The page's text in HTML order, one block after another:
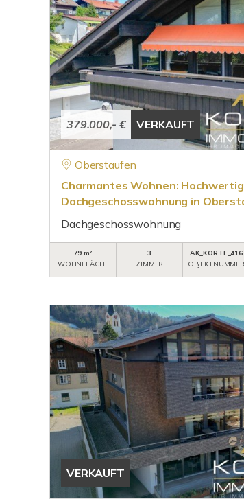
379.000,- € VERKAUFT
Oberstaufen
Charmantes Wohnen:
Dachgeschosswohnung in
Dachgeschosswohnung
79 m²
WOHNFLÄCHE
3
ZIMMER
AK_KORTE_416
OBJEKTNUMMER
VERKAUFT